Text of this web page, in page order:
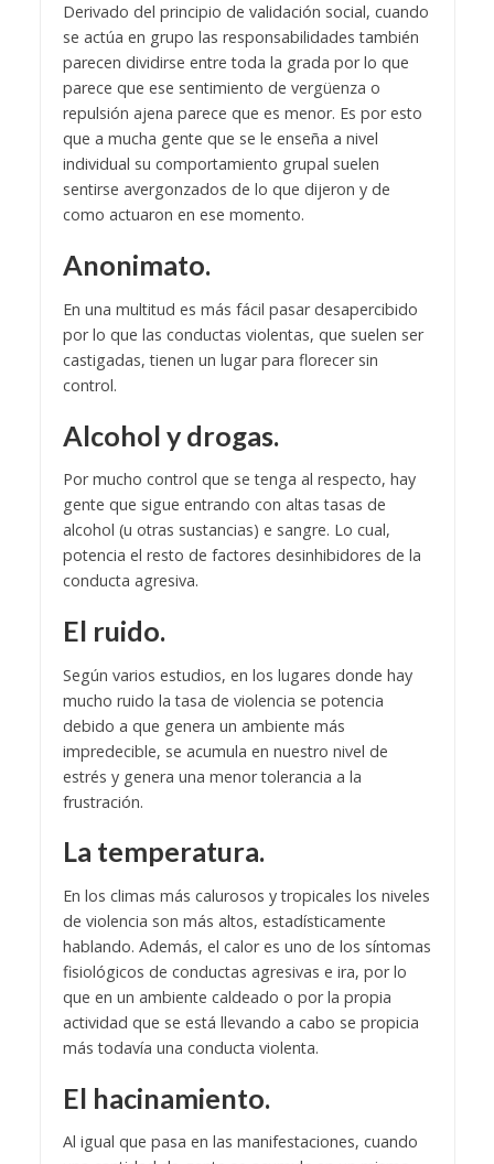
Derivado del principio de validación social, cuando
se actúa en grupo las responsabilidades también
parecen dividirse entre toda la grada por lo que
parece que ese sentimiento de vergüenza o
repulsión ajena parece que es menor. Es por esto
que a mucha gente que se le enseña a nivel
individual su comportamiento grupal suelen
sentirse avergonzados de lo que dijeron y de
como actuaron en ese momento.
Anonimato.
En una multitud es más fácil pasar desapercibido
por lo que las conductas violentas, que suelen ser
castigadas, tienen un lugar para florecer sin
control.
Alcohol y drogas.
Por mucho control que se tenga al respecto, hay
gente que sigue entrando con altas tasas de
alcohol (u otras sustancias) e sangre. Lo cual,
potencia el resto de factores desinhibidores de la
conducta agresiva.
El ruido.
Según varios estudios, en los lugares donde hay
mucho ruido la tasa de violencia se potencia
debido a que genera un ambiente más
impredecible, se acumula en nuestro nivel de
estrés y genera una menor tolerancia a la
frustración.
La temperatura.
En los climas más calurosos y tropicales los niveles
de violencia son más altos, estadísticamente
hablando. Además, el calor es uno de los síntomas
fisiológicos de conductas agresivas e ira, por lo
que en un ambiente caldeado o por la propia
actividad que se está llevando a cabo se propicia
más todavía una conducta violenta.
El hacinamiento.
Al igual que pasa en las manifestaciones, cuando